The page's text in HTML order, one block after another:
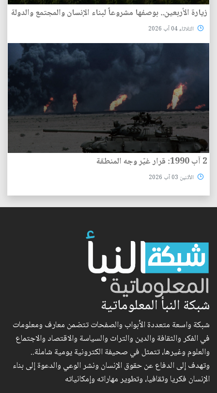
زيارة الأربعين.. بوصفها مشروعاً لبناء الإنسان والمجتمع والدولة
الثلاثاء 04 آب 2026
2 آب 1990: قرار غيّر وجه المنطقة
الأثنين 03 آب 2026
شبكة النبأ المعلوماتية
شبكة واسعة متعددة الأبواب والصفحات تتضمن معارف ومعلومات
في الفكر والثقافة والدين والتراث والسياسة والاقتصاد والاجتماع
والعلوم وغيرها، تتمثل في صحيفة الكترونية يومية شاملة..
وتهدف إلى الدفاع عن حقوق الإنسان ونشر الوعي والدعوة إلى بناء
الإنسان فكريا وثقافيا، وتطوير مهاراته وإمكانياته